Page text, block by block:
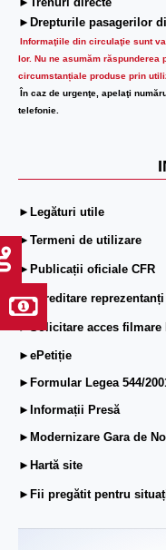
►Drepturile pasagerilor
Informaţiile din circulaţie sunt
lor. Nu ne asumăm răspunderea
circumstanțiale produse prin
În caz de urgenţe, apelaţi
telefonie.
►Legături utile
►Termeni de utilizare
►Publicații oficiale CFR
►Acreditare reprezentanți
►Solicitare acces filmare
►ePetiție
►Formular Legea 544/
►Informații Presă
►Modernizare Gara de
►Hartă site
►Fii pregătit pentru